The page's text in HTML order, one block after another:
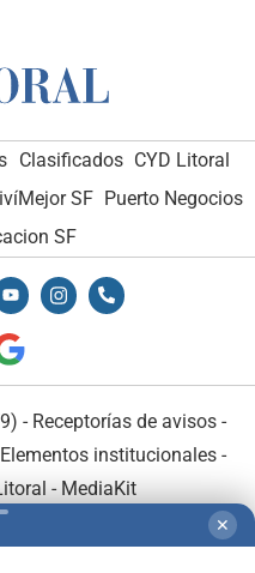
Clasificados CYD Litoral
SF Puerto Negocios
SF
- Receptorías de avisos -
Elementos institucionales-
- MediaKit
✕